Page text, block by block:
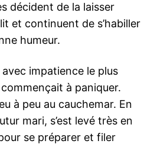
décident de la laisser
et continuent de s’habiller
humeur.
impatience le plus
à paniquer.
à peu au cauchemar. En
mari, s’est levé très en
se préparer et filer